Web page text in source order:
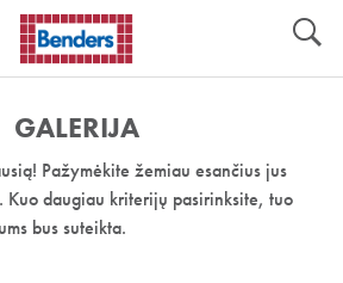
GALERIJA
Pažymėkite žemiau esančius jus
Kuo daugiau kriterijų pasirinksite, tuo
bus suteikta.